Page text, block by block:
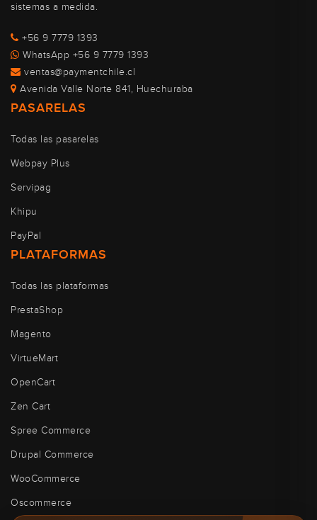
sistemas a medida.
+56 9 7779 1393
WhatsApp +56 9 7779 1393
ventas@paymentchile.cl
Avenida Valle Norte 841, Huechuraba
PASARELAS
Todas las pasarelas
Webpay Plus
Servipag
Khipu
PayPal
PLATAFORMAS
Todas las plataformas
PrestaShop
Magento
VirtueMart
OpenCart
Zen Cart
Spree Commerce
Drupal Commerce
WooCommerce
Oscommerce